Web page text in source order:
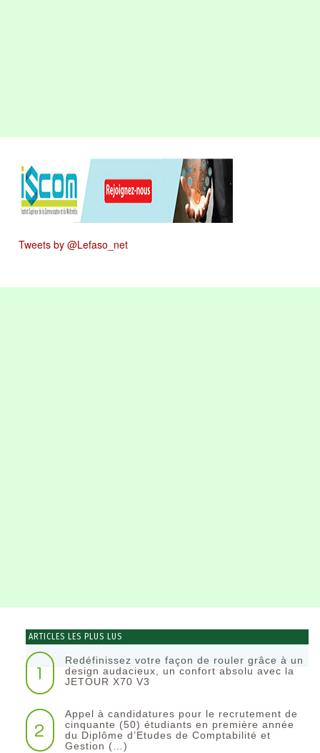
Tweets by @Lefaso_net
ARTICLES LES PLUS LUS
1
Redéfinissez votre façon de rouler grâce à un
design audacieux, un confort absolu avec la
JETOUR X70 V3
2
Appel à candidatures pour le recrutement de
cinquante (50) étudiants en première année
du Diplôme d’Etudes de Comptabilité et
Gestion (…)